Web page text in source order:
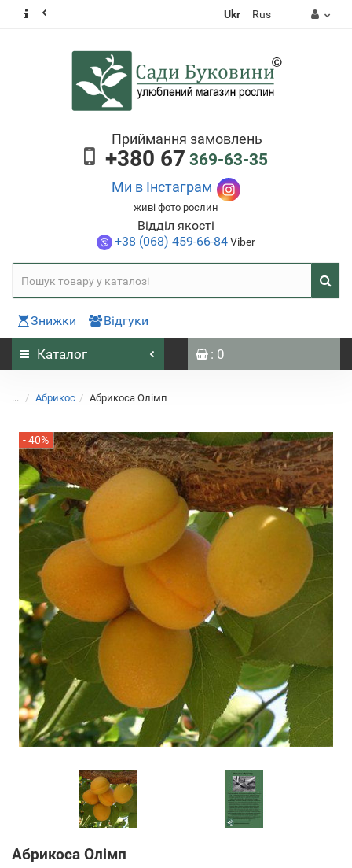
Ukr Rus
Приймання замовлень
+380 67 369-63-35
Ми в Інстаграм
живі фото рослин
Відділ якості
+38 (068) 459-66-84Viber
Знижки Відгуки
Каталог : 0
... Абрикос Абрикоса Олімп
- 40%
Абрикоса Олімп